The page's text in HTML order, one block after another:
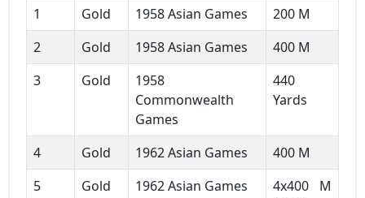
1
Gold 1958 Asian Games
200 M
2
Gold 1958 Asian Games
400 M
3
Gold
1958
Commonwealth
Games
440
Yards
4 Gold 1962 Asian Games
400 M
5
Gold 1962 Asian Games
4x400 M